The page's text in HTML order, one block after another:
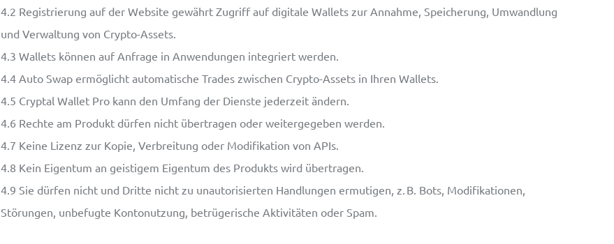
4.2 Registrierung auf der Website gewährt Zugriff auf digitale Wallets zur Annahme, Speicherung, Umwandlung
und Verwaltung von Crypto-Assets.
4.3 Wallets können auf Anfrage in Anwendungen integriert werden.
4.4Auto Swap ermöglicht automatische Trades zwischen Crypto-Assets in Ihren Wallets.
4.5 Cryptal Wallet Pro kann den Umfang der Dienste jederzeit ändern.
4.6 Rechte am Produkt dürfen nicht übertragen oder weitergegeben werden.
4.7 Keine Lizenz zur Kopie, Verbreitung oder Modifikation von APIs.
4.8 Kein Eigentum an geistigem Eigentum des Produkts wird übertragen.
4.9 Sie dürfen nicht und Dritte nicht zu unautorisierten Handlungen ermutigen, z. B. Bots, Modifikationen,
Störungen, unbefugte Kontonutzung, betrügerische Aktivitäten oder Spam.